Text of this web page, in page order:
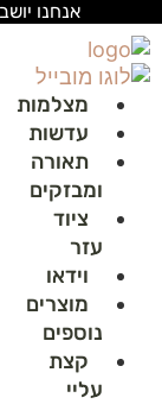
לתוכן
אנחנו
מצלמות
עדשות
תאורה
ומבזקים
ציוד
עזר
וידאו
מוצרים
נוספים
קצת
עליי